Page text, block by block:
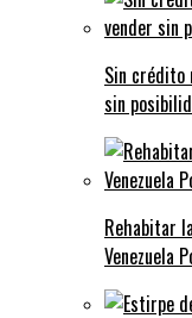
Sin crédito
sin
Rehabitar
Venezuela